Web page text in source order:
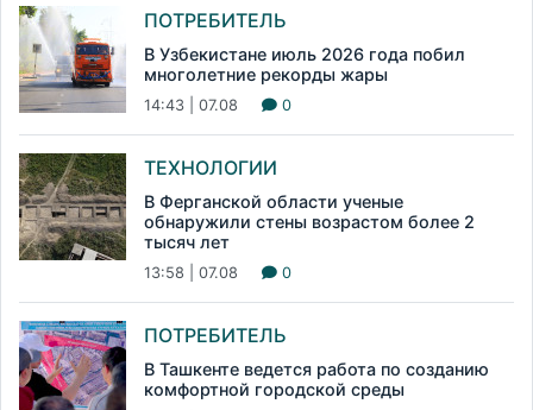
ПОТРЕБИТЕЛЬ
В Узбекистане июль 2026 года побил
многолетние рекорды жары
14:43 | 07.08 0
ТЕХНОЛОГИИ
В Ферганской области ученые
обнаружили стены возрастом более 2
тысяч лет
13:58 | 07.08 0
ПОТРЕБИТЕЛЬ
В Ташкенте ведется работа по созданию
комфортной городской среды